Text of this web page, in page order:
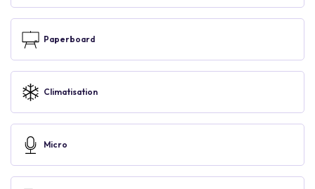
Paperboard
Climatisation
Micro